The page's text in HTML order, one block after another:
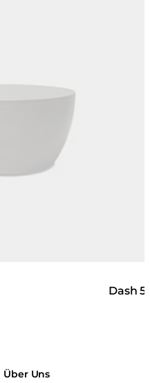
Dash
Über Uns